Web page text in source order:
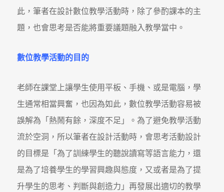
此，筆者在設計數位教學活動時，除了參酌課本的主
題，也會思考是否能將重要議題融入教學當中。
數位教學活動的目的
老師在課堂上讓學生使用平板、手機、或是電腦，學
生通常相當興奮，也因為如此，數位教學活動容易被
誤解為「熱鬧有餘，深度不足」。為了避免教學活動
流於空洞，所以筆者在設計活動時，會思考活動設計
的目標是「為了訓練學生的聽說讀寫等語言能力，還
是為了培養學生的學習興趣與態度，又或者是為了提
升學生的思考、判斷與創造力」再發展出適切的教學